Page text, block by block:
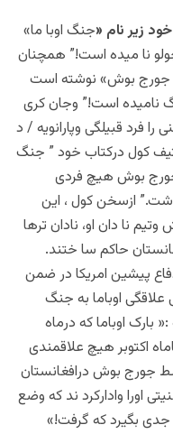
زیر نام «جنگ اوبا ما»
نا میده است!” همچنان
جورج بوش» نوشته است
نامیده است!” وجان کری
فرد قبیلگی وپارانویه / د
کول درکتاب خود ” جنگ
بوش هیچ فردی
شت.” ازسخن کول ، این
نا دان او، نادان ترها
حاکم سا ختند.
پیشین امریکا در ضمن
اوباما به جنگ
بارک اوباما که درماه
تاماه اکتوبر هیچ علاقمندی
جورج بوش درافغانستان
اورا وادارکرد ند که وضع
جدی بگیرد که گرفت!»